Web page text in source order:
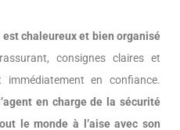
est chaleureux et bien organisé
consignes claires et
en confiance.
en charge de la sécurité
le monde à l’aise avec son